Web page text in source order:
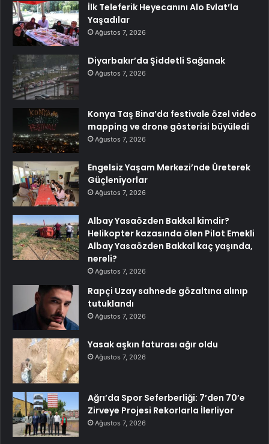
İlk Teleferik Heyecanını Alo Evlat’la
Yaşadılar
Ağustos 7, 2026
Diyarbakır’da Şiddetli Sağanak
Ağustos 7, 2026
Konya Taş Bina’da festivale özel video
mapping ve drone gösterisi büyüledi
Ağustos 7, 2026
Engelsiz Yaşam Merkezi’nde Üreterek
Güçleniyorlar
Ağustos 7, 2026
Albay Yasaözden Bakkal kimdir?
Helikopter kazasında ölen Pilot Emekli
Albay Yasaözden Bakkal kaç yaşında,
nereli?
Ağustos 7, 2026
Rapçi Uzay sahnede gözaltına alınıp
tutuklandı
Ağustos 7, 2026
Yasak aşkın faturası ağır oldu
Ağustos 7, 2026
Ağrı’da Spor Seferberliği: 7’den 70’e
Zirveye Projesi Rekorlarla İlerliyor
Ağustos 7, 2026